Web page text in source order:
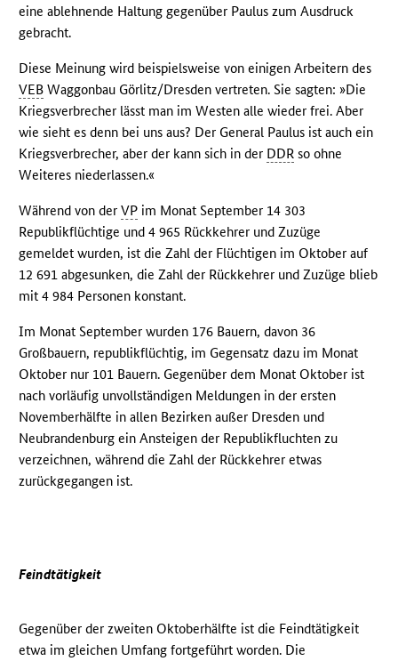
eine ablehnende Haltung gegenüber Paulus zum Ausdruck
gebracht.
Diese Meinung wird beispielsweise von einigen Arbeitern des
VEB Waggonbau Görlitz/Dresden vertreten. Sie sagten: »Die
Kriegsverbrecher lässt man im Westen alle wieder frei. Aber
wie sieht es denn bei uns aus? Der General Paulus ist auch ein
Kriegsverbrecher, aber der kann sich in der DDR so ohne
Weiteres niederlassen.«
Während von derVP im Monat September 14 303
Republikflüchtige und 4 965 Rückkehrer und Zuzüge
gemeldet wurden, ist die Zahl der Flüchtigen im Oktober auf
12 691 abgesunken, die Zahl der Rückkehrer und Zuzüge blieb
mit 4 984 Personen konstant.
Im Monat September wurden 176 Bauern, davon 36
Großbauern, republikflüchtig, im Gegensatz dazu im Monat
Oktober nur 101 Bauern. Gegenüber dem Monat Oktober ist
nach vorläufig unvollständigen Meldungen in der ersten
Novemberhälfte in allen Bezirken außer Dresden und
Neubrandenburg ein Ansteigen der Republikfluchten zu
verzeichnen, während die Zahl der Rückkehrer etwas
zurückgegangen ist.
Feindtätigkeit
Gegenüber der zweiten Oktoberhälfte ist die Feindtätigkeit
etwa im gleichen Umfang fortgeführt worden. Die